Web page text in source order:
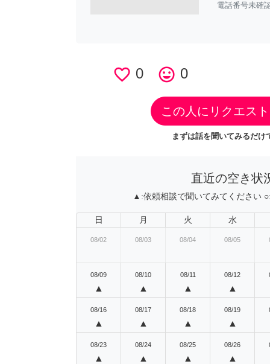
電話番号未確
favorite_border 0 tag_faces 0
この人にリクエス
まずは話を聞いてみるだけ
直近の空き状
▲:依頼相談で聞いてみてください ○:
日 月 火 水
08/02 08/03 08/04 08/05
08/09
▲
08/10
▲
08/11
▲
08/12
▲
08/16
▲
08/17
▲
08/18
▲
08/19
▲
08/23
▲
08/24
▲
08/25
▲
08/26
▲